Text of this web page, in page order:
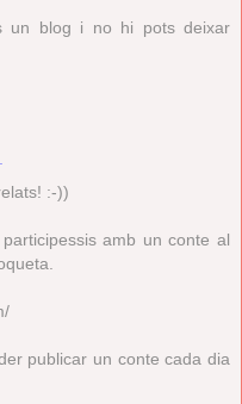
un blog i no hi pots deixar
:-))
amb un conte al
publicar un conte cada dia